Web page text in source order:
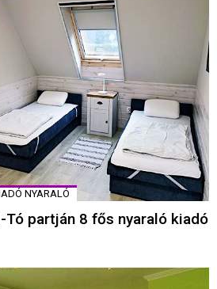
NYARALÓ
partján 8 fős nyaraló kiadó